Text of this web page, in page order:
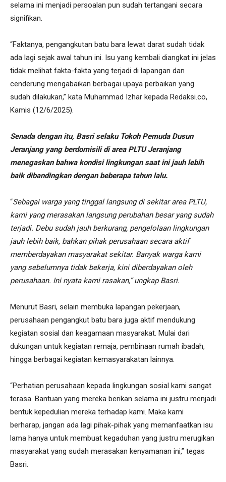
selama ini menjadi persoalan pun sudah tertangani secara
signifikan.
“Faktanya, pengangkutan batu bara lewat darat sudah tidak
ada lagi sejak awal tahun ini. Isu yang kembali diangkat ini jelas
tidak melihat fakta-fakta yang terjadi di lapangan dan
cenderung mengabaikan berbagai upaya perbaikan yang
sudah dilakukan,” kata Muhammad Izhar kepada Redaksi.co,
Kamis (12/6/2025).
Senada dengan itu, Basri selaku Tokoh Pemuda Dusun
Jeranjang yang berdomisili di area PLTU Jeranjang
menegaskan bahwa kondisi lingkungan saat ini jauh lebih
baik dibandingkan dengan beberapa tahun lalu.
“Sebagai warga yang tinggal langsung di sekitar area PLTU,
kami yang merasakan langsung perubahan besar yang sudah
terjadi. Debu sudah jauh berkurang, pengelolaan lingkungan
jauh lebih baik, bahkan pihak perusahaan secara aktif
memberdayakan masyarakat sekitar. Banyak warga kami
yang sebelumnya tidak bekerja, kini diberdayakan oleh
perusahaan. Ini nyata kami rasakan,” ungkap Basri.
Menurut Basri, selain membuka lapangan pekerjaan,
perusahaan pengangkut batu bara juga aktif mendukung
kegiatan sosial dan keagamaan masyarakat. Mulai dari
dukungan untuk kegiatan remaja, pembinaan rumah ibadah,
hingga berbagai kegiatan kemasyarakatan lainnya.
“Perhatian perusahaan kepada lingkungan sosial kami sangat
terasa. Bantuan yang mereka berikan selama ini justru menjadi
bentuk kepedulian mereka terhadap kami. Maka kami
berharap, jangan ada lagi pihak-pihak yang memanfaatkan isu
lama hanya untuk membuat kegaduhan yang justru merugikan
masyarakat yang sudah merasakan kenyamanan ini,” tegas
Basri.